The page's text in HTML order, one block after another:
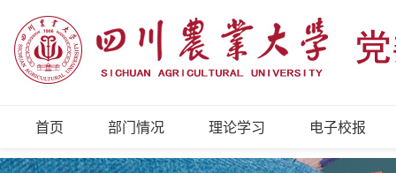
首页 部门情况 理论学习 电子校报